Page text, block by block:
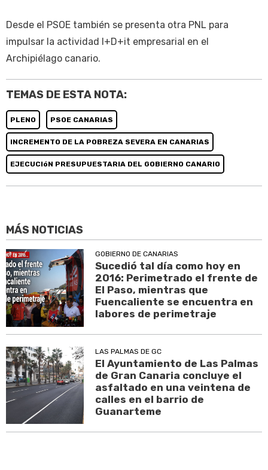
Desde el PSOE también se presenta otra PNL para
impulsar la actividad I+D+it empresarial en el
Archipiélago canario.
TEMAS DE ESTA NOTA:
PLENO PSOE CANARIAS
INCREMENTO DE LA POBREZA SEVERA EN CANARIAS
EJECUCIóN PRESUPUESTARIA DEL GOBIERNO CANARIO
MÁS NOTICIAS
GOBIERNO DE CANARIAS
Sucedió tal día como hoy en
2016: Perimetrado el frente de
El Paso, mientras que
Fuencaliente se encuentra en
labores de perimetraje
LAS PALMAS DE GC
El Ayuntamiento de Las Palmas
de Gran Canaria concluye el
asfaltado en una veintena de
calles en el barrio de
Guanarteme